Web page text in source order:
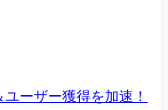
ーザー獲得を加速！